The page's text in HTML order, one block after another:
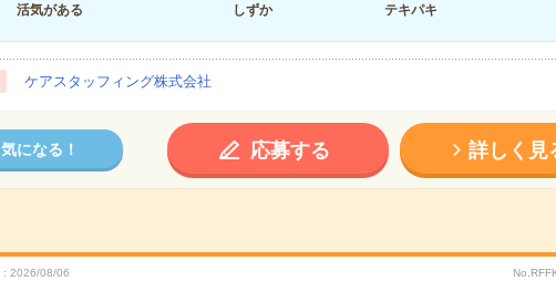
活気がある
しずか
テキパキ
ケアスタッフィング株式会社
気になる！ 応募する 詳しく見
2026/08/06